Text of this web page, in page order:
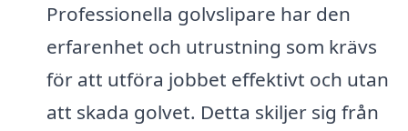
Professionella golvslipare har den
erfarenhet och utrustning som krävs
för att utföra jobbet effektivt och utan
att skada golvet. Detta skiljer sig från